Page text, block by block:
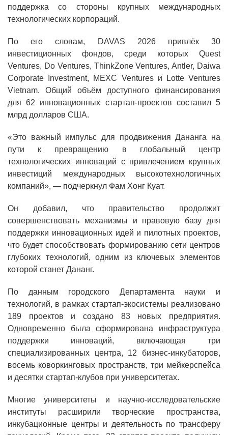
поддержка со стороны крупных международных
технологических корпораций.
По его словам, DAVAS 2026 привлёк 30
инвестиционных фондов, среди которых Quest
Ventures, Do Ventures, ThinkZone Ventures, Antler, Daiwa
Corporate Investment, MEXC Ventures и Lotte Ventures
Vietnam. Общий объём доступного финансирования
для 62 инновационных стартап-проектов составил 5
млрд долларов США.
«Это важный импульс для продвижения Дананга на
пути к превращению в глобальный центр
технологических инноваций с привлечением крупных
инвестиций международных высокотехнологичных
компаний», — подчеркнул Фам Хонг Куат.
Он добавил, что правительство продолжит
совершенствовать механизмы и правовую базу для
поддержки инновационных идей и пилотных проектов,
что будет способствовать формированию сети центров
глубоких технологий, одним из ключевых элементов
которой станет Дананг.
По данным городского Департамента науки и
технологий, в рамках стартап-экосистемы реализовано
189 проектов и создано 83 новых предприятия.
Одновременно была сформирована инфраструктура
поддержки инноваций, включающая три
специализированных центра, 12 бизнес-инкубаторов,
восемь коворкинговых пространств, три мейкерспейса
и десятки стартап-клубов при университетах.
Многие университеты и научно-исследовательские
институты расширили творческие пространства,
инкубационные центры и деятельность по трансферу